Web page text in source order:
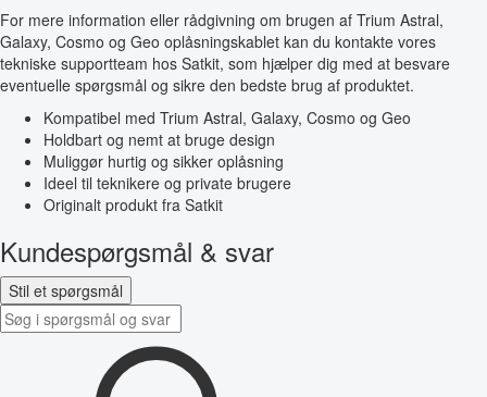
For mere information eller rådgivning om brugen af Trium Astral,
Galaxy, Cosmo og Geo oplåsningskablet kan du kontakte vores
tekniske supportteam hos Satkit, som hjælper dig med at besvare
eventuelle spørgsmål og sikre den bedste brug af produktet.
Kompatibel med Trium Astral, Galaxy, Cosmo og Geo
Holdbart og nemt at bruge design
Muliggør hurtig og sikker oplåsning
Ideel til teknikere og private brugere
Originalt produkt fra Satkit
Kundespørgsmål & svar
Stil et spørgsmål